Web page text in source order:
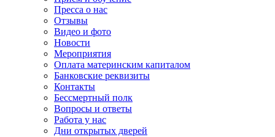
Пресса о нас
Отзывы
Видео и фото
Новости
Мероприятия
Оплата материнским капиталом
Банковские реквизиты
Контакты
Бессмертный полк
Вопросы и ответы
Работа у нас
Дни открытых дверей